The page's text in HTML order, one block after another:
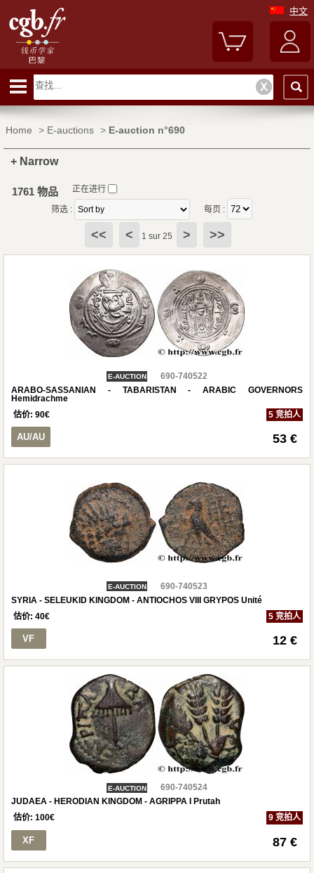
中文
Home > E-auctions > E-auction n°690
+ Narrow
1761 物品 正在进行
筛选 : 每页 :
<< < 1 sur 25 > >>
E-AUCTION
690-740522
ARABO-SASSANIAN - TABARISTAN - ARABIC GOVERNORS
Hemidrachme
估价: 90€ 5 竞拍人
AU/AU 53 €
E-AUCTION
690-740523
SYRIA - SELEUKID KINGDOM - ANTIOCHOS VIII GRYPOS Unité
估价: 40€ 5 竞拍人
VF 12 €
E-AUCTION
690-740524
JUDAEA - HERODIAN KINGDOM - AGRIPPA I Prutah
估价: 100€ 9 竞拍人
XF 87 €